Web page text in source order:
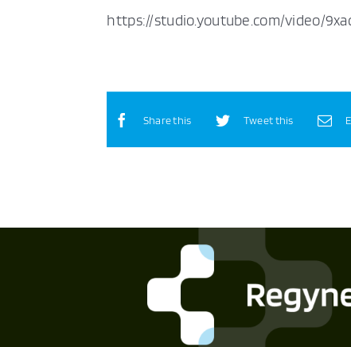
https://studio.youtube.com/video/
Share this Tweet this